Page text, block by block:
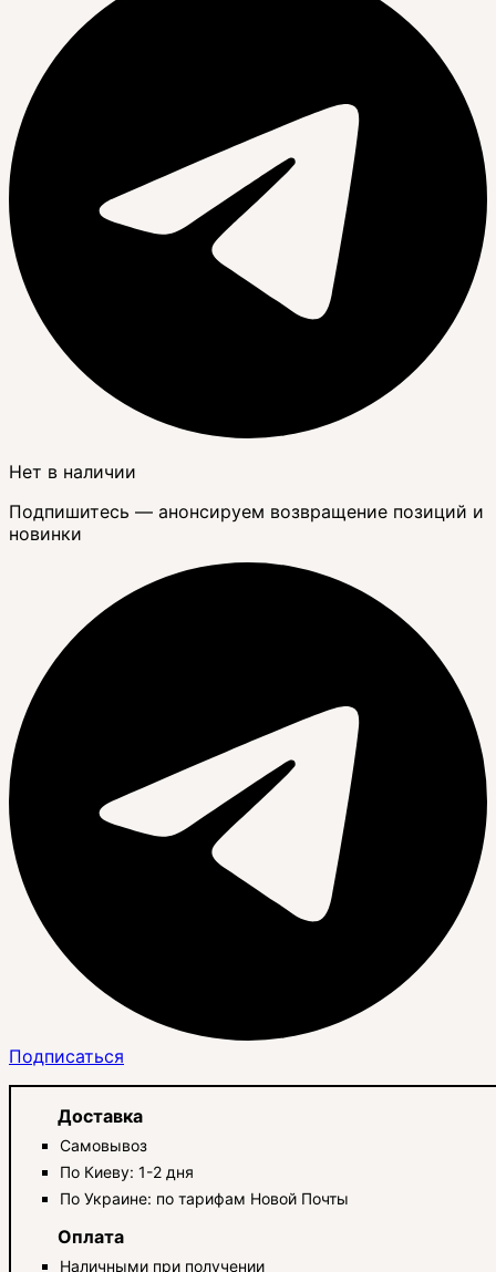
Нет в наличии
Подпишитесь — анонсируем возвращение позиций и
новинки
Подписаться
Доставка
Самовывоз
По Киеву: 1-2 дня
По Украине: по тарифам Новой Почты
Оплата
Наличными при получении